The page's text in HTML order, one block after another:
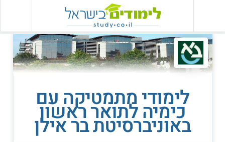
לימודי מתמטיקה עם
כימיה לתואר ראשון
באוניברסיטת בר אילן